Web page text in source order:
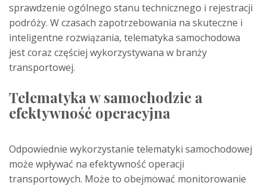
sprawdzenie ogólnego stanu technicznego i rejestracji
podróży. W czasach zapotrzebowania na skuteczne i
inteligentne rozwiązania, telematyka samochodowa
jest coraz częściej wykorzystywana w branży
transportowej.
Telematyka w samochodzie a
efektywność operacyjna
Odpowiednie wykorzystanie telematyki samochodowej
może wpływać na efektywność operacji
transportowych. Może to obejmować monitorowanie